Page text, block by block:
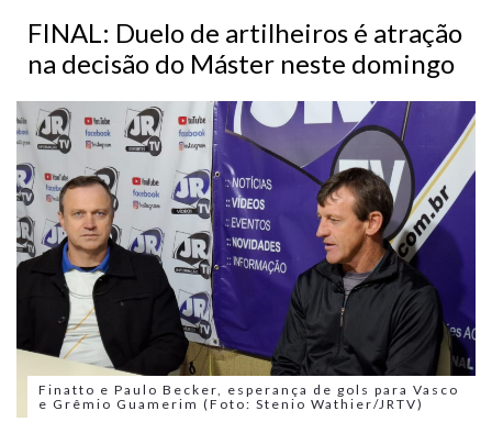
FINAL: Duelo de artilheiros é atração
na decisão do Máster neste domingo
Finatto e Paulo Becker, esperança de gols para Vasco
e Grêmio Guamerim (Foto: Stenio Wathier/JRTV)